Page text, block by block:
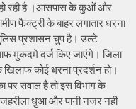
रही है ।आसपास के कुओं और
फैक्ट्री के बाहर लगातार धरना
प्रशासन चुप है। उल्टे
मुकदमे दर्ज किए जाएंगे। जिला
कोई धरना प्रदर्शन हो।
पर सवाल है तो इस विभाग के
धुआ और पानी नजर नही